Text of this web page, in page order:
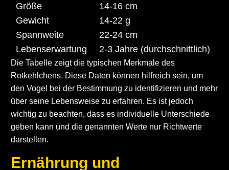
Größe
14-16 cm
Gewicht
14-22 g
Spannweite
22-24 cm
Lebenserwartung
2-3 Jahre (durchschnittlich)
Die Tabelle zeigt die typischen Merkmale des
Rotkehlchens. Diese Daten können hilfreich sein, um
den Vogel bei der Bestimmung zu identifizieren und mehr
über seine Lebensweise zu erfahren. Es ist jedoch
wichtig zu beachten, dass es individuelle Unterschiede
geben kann und die genannten Werte nur Richtwerte
darstellen.
Ernährung und